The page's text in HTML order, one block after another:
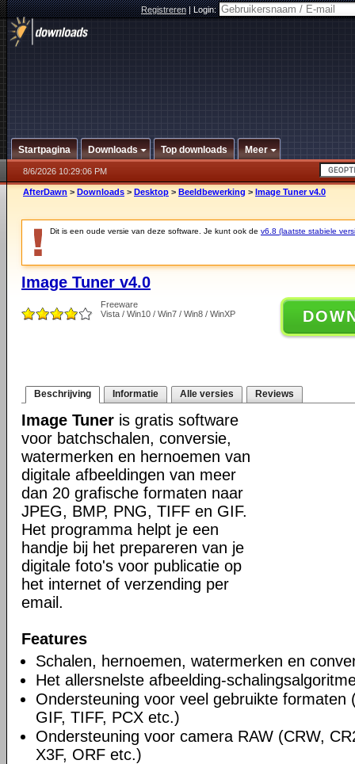
Registreren|Login:
Startpagina Downloads Top downloads Meer
8/6/2026 10:29:06 PM
AfterDawn > Downloads > Desktop > Beeldbewerking > Image Tuner v4.0
Dit is een oude versie van deze software. Je kunt ook de v6.8 (laatste stabiele
Image Tuner v4.0
Freeware
Vista / Win10 / Win7 / Win8 / WinXP
Beschrijving Informatie Alle versies Reviews
Image Tuner is gratis software
voor batchschalen, conversie,
watermerken en hernoemen van
digitale afbeeldingen van meer
dan 20 grafische formaten naar
JPEG, BMP, PNG, TIFF en GIF.
Het programma helpt je een
handje bij het prepareren van je
digitale foto's voor publicatie op
het internet of verzending per
email.
Features
Schalen, hernoemen, watermerken en
Het allersnelste afbeelding-
Ondersteuning voor veel gebruikte formaten
GIF, TIFF, PCX etc.)
Ondersteuning voor camera RAW (CRW,
X3F, ORF etc.)